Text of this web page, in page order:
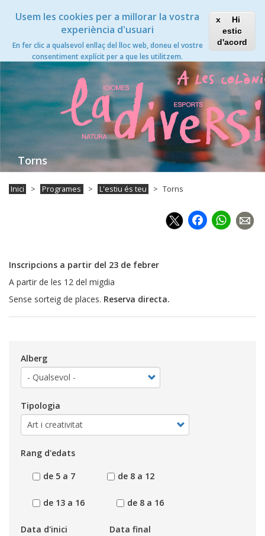
Usem les cookies per a millorar la vostra
experiència d'usuari
En fer clic a qualsevol enllaç del lloc web, doneu el vostre
consentiment explícit per a que les utilitzem.
Hi
estic
d'acord
Toggle
Xanascat
Toggle
navigation
Torns
Torns
Inici Programes L'estiu és teu Torns
Inscripcions a partir del 23 de febrer
A partir de les 12 del migdia
Sense sorteig de places. Reserva directa.
Alberg
Tipologia
Rang d'edats
de 5 a 7 de 8 a 12
de 13 a 16 de 8 a 16
Data d'inici Data final